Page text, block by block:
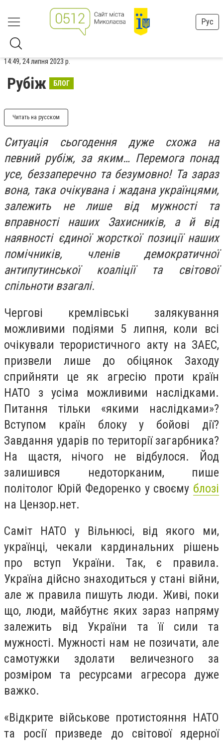
Рус
14:49, 24 липня 2023 р.
Рубіж БЛОГ
Читать на русском
Ситуація сьогодення дуже схожа на
певний рубіж, за яким… Перемога понад
усе, беззаперечно та безумовно! Та зараз
вона, така очікувана і жадана українцями,
залежить не лише від мужності та
вправності наших Захисників, а й від
наявності єдиної жорсткої позиції наших
помічників, членів демократичної
антипутинської коаліції та світової
спільноти взагалі.
Чергові кремлівські залякування
можливими подіями 5 липня, коли всі
очікували терористичного акту на ЗАЕС,
призвели лише до обіцянок Заходу
сприйняти це як агресію проти країн
НАТО з усіма можливими наслідками.
Питання тільки «якими наслідками»?
Вступом країн блоку у бойові дії?
Завдання ударів по території загарбника?
На щастя, нічого не відбулося. Йод
залишився недоторканим, пише
політолог Юрій Федоренко у своєму блозі
на Цензор.нет.
Саміт НАТО у Вільнюсі, від якого ми,
українці, чекали кардинальних рішень
про вступ України. Так, є правила.
Україна дійсно знаходиться у стані війни,
але ж правила пишуть люди. Живі, поки
що, люди, майбутнє яких зараз напряму
залежить від України та її сили та
мужності. Мужності нам не позичати, але
самотужки здолати величезного за
розміром та ресурсами агресора дуже
важко.
«Відкрите військове протистояння НАТО
та росії призведе до світової ядерної